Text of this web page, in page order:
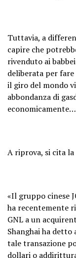
Tuttavia, a
capire che
rivenduto ai
deliberata per
il giro del mondo
abbondanza di
economicamente…
A riprova, si cita
«Il gruppo cinese
ha recentemente
GNL a un
Shanghai ha
tale transazione
dollari o